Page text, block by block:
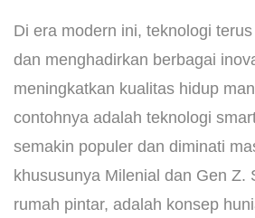
Di era modern ini, teknologi
dan menghadirkan berbagai
meningkatkan kualitas hidup
contohnya adalah teknologi
semakin populer dan diminati
khususunya Milenial dan Gen Z.
rumah pintar, adalah konsep